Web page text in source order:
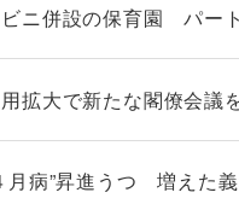
ニ併設の保育園 パー
拡大で新たな閣僚会議
月病”昇進うつ 増えた